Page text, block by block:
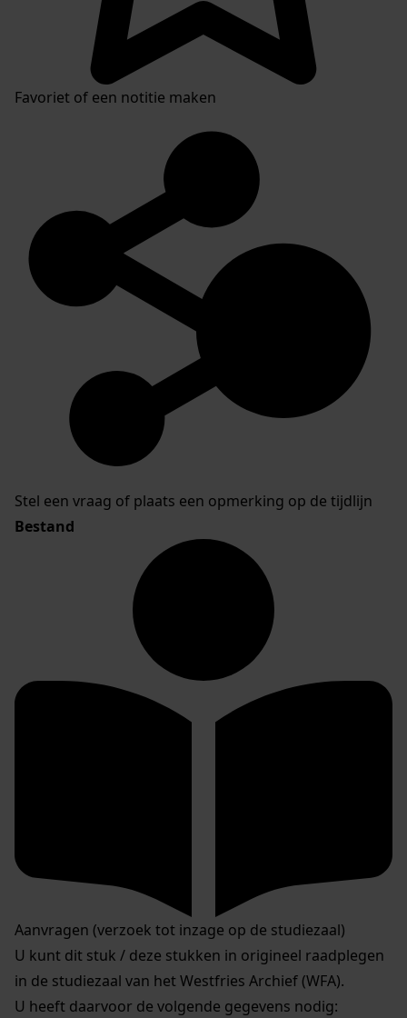
Favoriet of een notitie maken
Stel een vraag of plaats een opmerking op de tijdlijn
Bestand
Aanvragen (verzoek tot inzage op de studiezaal)
U kunt dit stuk / deze stukken in origineel raadplegen
in de studiezaal van het Westfries Archief (WFA).
U heeft daarvoor de volgende gegevens nodig: